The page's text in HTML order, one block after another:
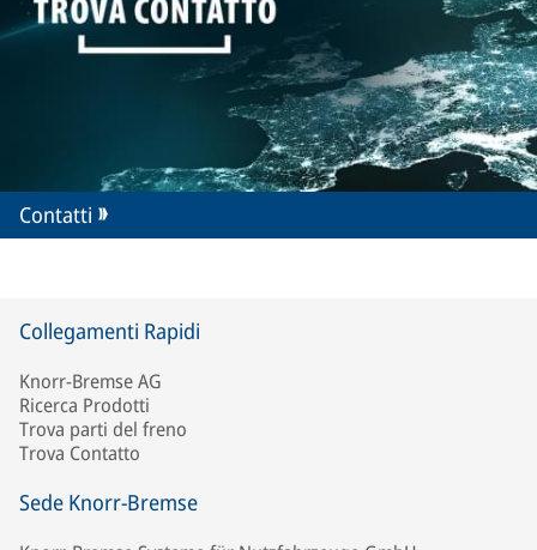
Contatti
Collegamenti Rapidi
Knorr-Bremse AG
Ricerca Prodotti
Trova parti del freno
Trova Contatto
Sede Knorr-Bremse